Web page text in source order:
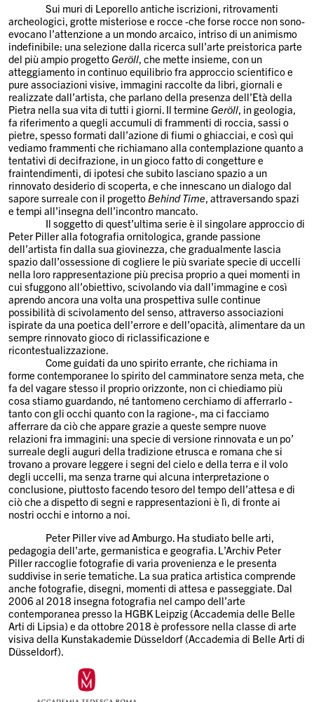
Sui muri di Leporello antiche iscrizioni, ritrovamenti
archeologici, grotte misteriose e rocce -che forse rocce non sono-
evocano l’attenzione a un mondo arcaico, intriso di un animismo
indefinibile: una selezione dalla ricerca sull’arte preistorica parte
del più ampio progettoGeröll, che mette insieme, con un
atteggiamento in continuo equilibrio fra approccio scientifico e
pure associazioni visive, immagini raccolte da libri, giornali e
realizzate dall’artista, che parlano della presenza dell’Età della
Pietra nella sua vita di tutti i giorni. Il termineGeröll, in geologia,
fa riferimento a quegli accumuli di frammenti di roccia, sassi o
pietre, spesso formati dall’azione di fiumi o ghiacciai, e così qui
vediamo frammenti che richiamano alla contemplazione quanto a
tentativi di decifrazione, in un gioco fatto di congetture e
fraintendimenti, di ipotesi che subito lasciano spazio a un
rinnovato desiderio di scoperta, e che innescano un dialogo dal
sapore surreale con il progettoBehind Time, attraversando spazi
e tempi all’insegna dell’incontro mancato.
Il soggetto di quest’ultima serie è il singolare approccio di
Peter Piller alla fotografia ornitologica, grande passione
dell’artista fin dalla sua giovinezza, che gradualmente lascia
spazio dall’ossessione di cogliere le più svariate specie di uccelli
nella loro rappresentazione più precisa proprio a quei momenti in
cui sfuggono all’obiettivo, scivolando via dall’immagine e così
aprendo ancora una volta una prospettiva sulle continue
possibilità di scivolamento del senso, attraverso associazioni
ispirate da una poetica dell’errore e dell’opacità, alimentare da un
sempre rinnovato gioco di riclassificazione e
ricontestualizzazione.
Come guidati da uno spirito errante, che richiama in
forme contemporanee lo spirito del camminatore senza meta, che
fa del vagare stesso il proprio orizzonte, non ci chiediamo più
cosa stiamo guardando, né tantomeno cerchiamo di afferrarlo -
tanto con gli occhi quanto con la ragione-, ma ci facciamo
afferrare da ciò che appare grazie a queste sempre nuove
relazioni fra immagini: una specie di versione rinnovata e un po’
surreale degli auguri della tradizione etrusca e romana che si
trovano a provare leggere i segni del cielo e della terra e il volo
degli uccelli, ma senza trarne qui alcuna interpretazione o
conclusione, piuttosto facendo tesoro del tempo dell’attesa e di
ciò che a dispetto di segni e rappresentazioni è lì, di fronte ai
nostri occhi e intorno a noi.
Peter Piller vive ad Amburgo. Ha studiato belle arti,
pedagogia dell’arte, germanistica e geografia. L’Archiv Peter
Piller raccoglie fotografie di varia provenienza e le presenta
suddivise in serie tematiche. La sua pratica artistica comprende
anche fotografie, disegni, momenti di attesa e passeggiate. Dal
2006 al 2018 insegna fotografia nel campo dell’arte
contemporanea presso la HGBK Leipzig (Accademia delle Belle
Arti di Lipsia) e da ottobre 2018 è professore nella classe di arte
visiva della Kunstakademie Düsseldorf (Accademia di Belle Arti di
Düsseldorf).